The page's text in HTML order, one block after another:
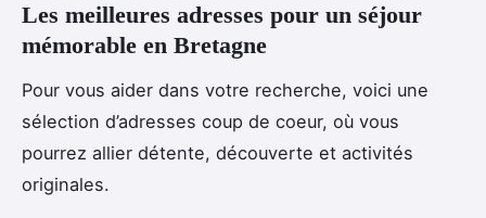
Les meilleures adresses pour un séjour
mémorable en Bretagne
Pour vous aider dans votre recherche, voici une
sélection d’adresses coup de coeur, où vous
pourrez allier détente, découverte et activités
originales.